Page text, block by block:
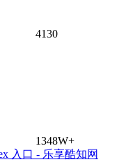
4130
1348W+